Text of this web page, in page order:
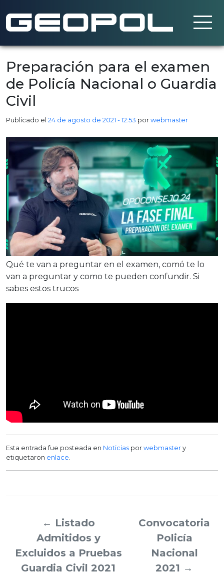
Saltar al contenido principal
Preparación para el examen
de Policía Nacional o Guardia
Civil
Publicado el 24 de agosto de 2021 - 12:53 porwebmaster
Qué te van a preguntar en el examen, comó te lo
van a preguntar y como te pueden confundir. Si
sabes estos trucos
Esta entrada fue posteada en Noticias porwebmastery
etiquetaron enlace
← Listado
Admitidos y
Excluidos a Pruebas
Guardia Civil 2021
Convocatoria
Policía
Nacional
2021 →